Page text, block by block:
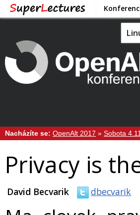
Nacházíte se: OpenAlt 2017 » Sobota
Privacy is
David Becvarik dbecvarik